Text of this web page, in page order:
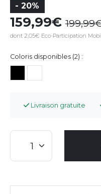
- 20%
159,99
dont 2,05€ Eco-Participation
Coloris disponibles (2) :
Livraison gratuite